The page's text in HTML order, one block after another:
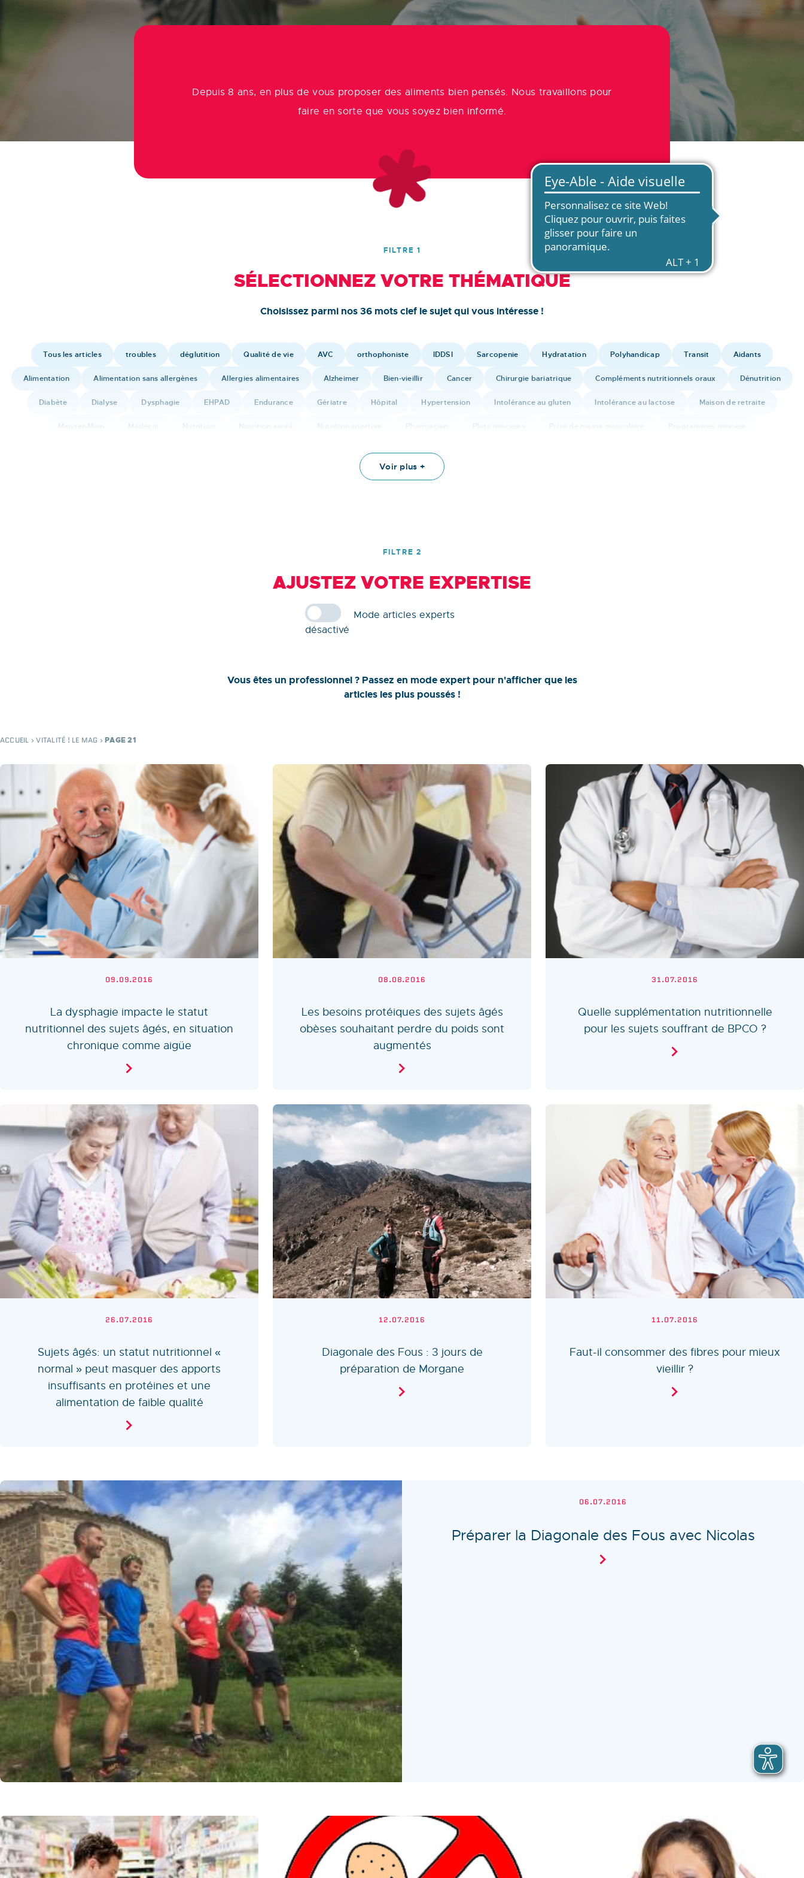
Depuis 8 ans, en plus de vous proposer des aliments bien pensés. Nous travaillons pour
faire en sorte que vous soyez bien informé.
FILTRE 1
SÉLECTIONNEZ VOTRE THÉMATIQUE
Choisissez parmi nos 36 mots clef le sujet qui vous intéresse !
Tous les articles troubles déglutition Qualité de vie AVC orthophoniste IDDSI Sarcopenie Hydratation Polyhandicap Transit Aidants
Alimentation Alimentation sans allergènes Allergies alimentaires Alzheimer Bien-vieillir Cancer Chirurgie bariatrique Compléments nutritionnels oraux Dénutrition
Diabète Dialyse Dysphagie EHPAD Endurance Gériatre Hôpital Hypertension Intolérance au gluten Intolérance au lactose Maison de retraite
Manger-Main Médecin Nutrition Nutrition santé Nutrition sportive Pharmacien Plats minceurs Prise de masse musculaire Programmes minceur
Voir plus +
FILTRE 2
AJUSTEZ VOTRE EXPERTISE
Mode articles experts
désactivé
Vous êtes un professionnel ? Passez en mode expert pour n'afficher que les
articles les plus poussés !
ACCUEIL ›VITALITÉ ! LE MAG ›PAGE 21
09.09.2016
La dysphagie impacte le statut
nutritionnel des sujets âgés, en situation
chronique comme aigüe
08.08.2016
Les besoins protéiques des sujets âgés
obèses souhaitant perdre du poids sont
augmentés
31.07.2016
Quelle supplémentation nutritionnelle
pour les sujets souffrant de BPCO ?
26.07.2016
Sujets âgés: un statut nutritionnel «
normal » peut masquer des apports
insuffisants en protéines et une
alimentation de faible qualité
12.07.2016
Diagonale des Fous : 3 jours de
préparation de Morgane
11.07.2016
Faut-il consommer des fibres pour mieux
vieillir ?
06.07.2016
Préparer la Diagonale des Fous avec Nicolas